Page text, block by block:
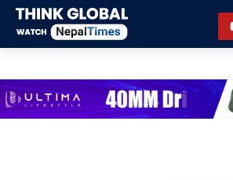
Skip
content